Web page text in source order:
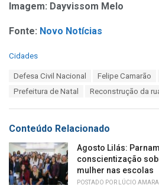
Imagem: Dayvissom Melo
Fonte: Novo Notícias
C
i
e
s
:
Cidades
Defesa Civil Nacional Felipe Camarão
Prefeitura de Natal
Reconstrução da
Conteúdo Relacionado
Agosto Lilás:
conscientização
mulher nas escolas
POSTADO POR LÚCIO AMARAL